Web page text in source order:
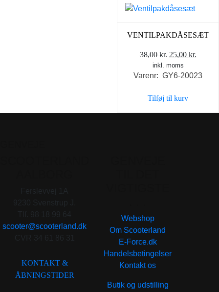
VENTILPAKDÅSESÆT
38,00kr. Den
oprindelige
pris
38,00 kr..
25,00 kr.
pris
inkl. moms
Varenr: GY6-20023
Tilføj til kurv
scooter@scooterland.dk
KONTAKT &
ÅBNINGSTIDER
Webshop
Om Scooterland
E-Force.dk
Handelsbetingelser
Kontakt os
Butik og udstilling